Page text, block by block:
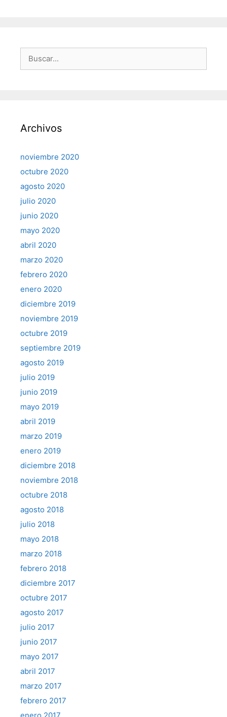
Archivos
noviembre 2020
octubre 2020
agosto 2020
julio 2020
junio 2020
mayo 2020
abril 2020
marzo 2020
febrero 2020
enero 2020
diciembre 2019
noviembre 2019
octubre 2019
septiembre 2019
agosto 2019
julio 2019
junio 2019
mayo 2019
abril 2019
marzo 2019
enero 2019
diciembre 2018
noviembre 2018
octubre 2018
agosto 2018
julio 2018
mayo 2018
marzo 2018
febrero 2018
diciembre 2017
octubre 2017
agosto 2017
julio 2017
junio 2017
mayo 2017
abril 2017
marzo 2017
febrero 2017
enero 2017